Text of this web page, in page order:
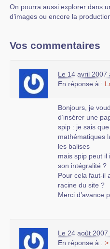
On pourra aussi explorer dans
d’images ou encore la
Vos commentaires
Le 14 avril 2007
En réponse à :
Bonjours, je
d’insérer une
spip : je sais
mathématiques
les balises
mais spip peut
son intégralité ?
Pour cela faut-il
racine du site ?
Merci d’avance
Le 24 août 2007
En réponse à : >